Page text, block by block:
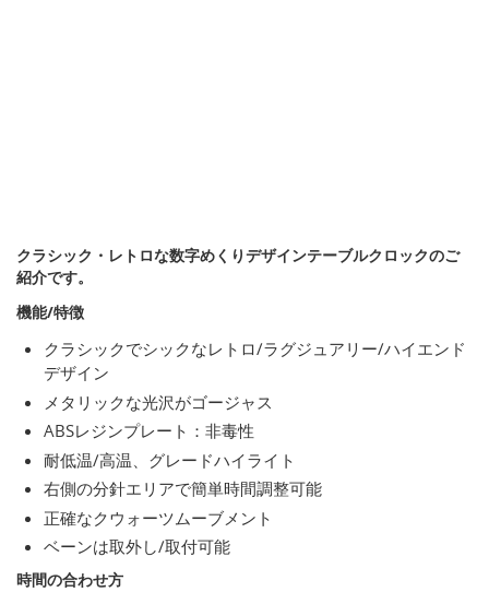
クラシック・レトロな数字めくりデザインテーブルクロックのご
紹介です。
機能/特徴
クラシックでシックなレトロ/ラグジュアリー/ハイエンド
デザイン
メタリックな光沢がゴージャス
ABSレジンプレート：非毒性
耐低温/高温、グレードハイライト
右側の分針エリアで簡単時間調整可能
正確なクウォーツムーブメント
ベーンは取外し/取付可能
時間の合わせ方